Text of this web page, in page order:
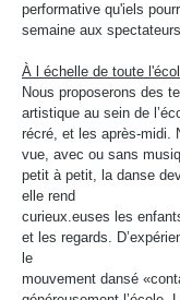
performative qu'iels
semaine aux
À l échelle de toute
Nous proposerons des
artistique au sein de
récré, et les après-midi.
vue, avec ou sans
petit à petit, la danse
elle rend
curieux.euses les
et les regards.
le
mouvement dansé